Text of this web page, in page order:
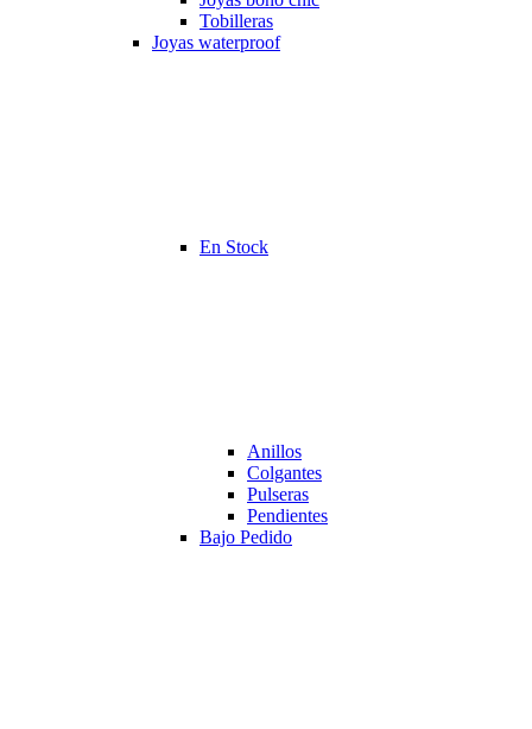
Tobilleras
Joyas waterproof
En Stock
Anillos
Colgantes
Pulseras
Pendientes
Bajo Pedido